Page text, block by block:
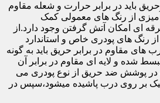
باید در برابر حرارت و شعله مقاوم
از رنگ های معمولی کمک
ای امکان آتش گرفتن وجود دارد.از
از رنگ های پودری خاص و استاندارد
مقاوم در برابر حریق باید به گونه
شده و لایه ای مقاوم در برابر آن
در پوشش ضد حریق از نوع پودری می
بر روی درب پاشیده میشود،سپس در